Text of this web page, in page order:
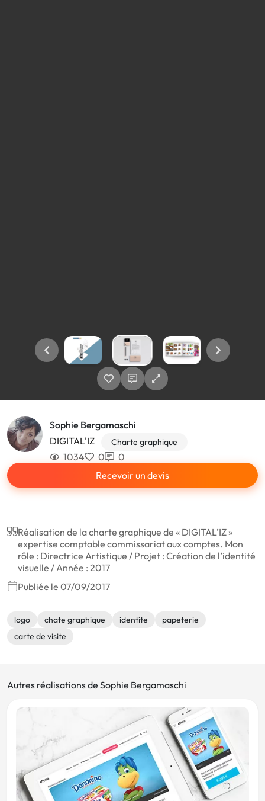
Sophie Bergamaschi
DIGITAL'IZ
Charte graphique
1034 0
0
Recevoir un devis
Réalisation de la charte graphique de « DIGITAL’IZ »
expertise comptable commissariat aux comptes. Mon
rôle : Directrice Artistique / Projet : Création de l’identité
visuelle / Année : 2017
Publiée le 07/09/2017
logo chate graphique identite
papeterie
carte de visite
Autres réalisations de Sophie Bergamaschi